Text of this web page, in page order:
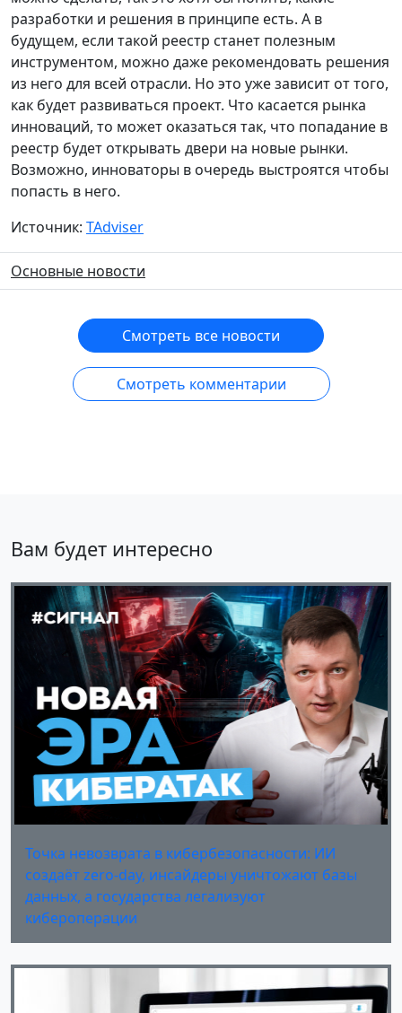
разработки и решения в принципе есть. А в
будущем, если такой реестр станет полезным
инструментом, можно даже рекомендовать решения
из него для всей отрасли. Но это уже зависит от того,
как будет развиваться проект. Что касается рынка
инноваций, то может оказаться так, что попадание в
реестр будет открывать двери на новые рынки.
Возможно, инноваторы в очередь выстроятся чтобы
попасть в него.
Источник: TAdviser
Основные новости
Смотреть все новости
Смотреть комментарии
Вам будет интересно
Точка невозврата в кибербезопасности: ИИ
создаёт zero-day, инсайдеры уничтожают базы
данных, а государства легализуют
кибероперации